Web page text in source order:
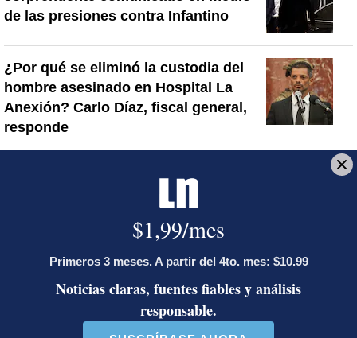
de las presiones contra Infantino
¿Por qué se eliminó la custodia del
hombre asesinado en Hospital La
Anexión? Carlo Díaz, fiscal general,
responde
Artículos de tendencia
Este listado muestra los artículos con más comentarios en los
Un artículo de tendencia con el título "Activista Sylvia Ziesing,
Un artículo de tendencia con